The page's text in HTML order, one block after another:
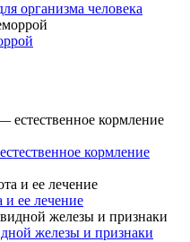
организма человека
кормление
ее лечение
железы и признаки